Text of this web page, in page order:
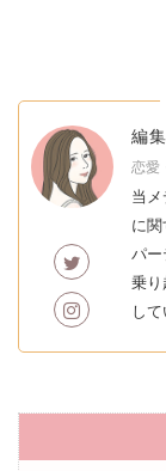
編
恋愛
当
に
パー
乗り
して